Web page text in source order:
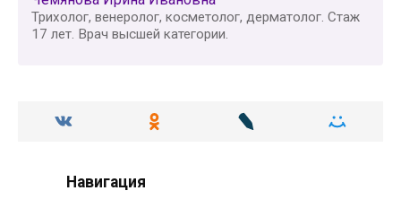
Трихолог, венеролог, косметолог, дерматолог. Стаж
17 лет. Врач высшей категории.
Навигация